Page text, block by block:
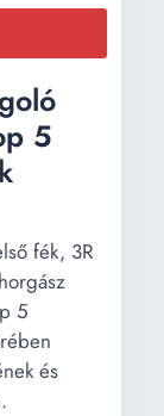
5
fék, 3R
5
és